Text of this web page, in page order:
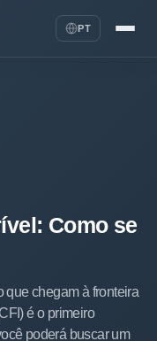
PT
Como se
que chegam à fronteira
é o primeiro
poderá buscar um